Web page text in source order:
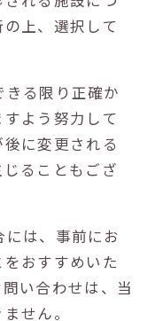
上、選択して
きる限り正確か
よう努力して
に変更される
ることもござ
には、事前にお
おすすめいた
い合わせは、当
せん。